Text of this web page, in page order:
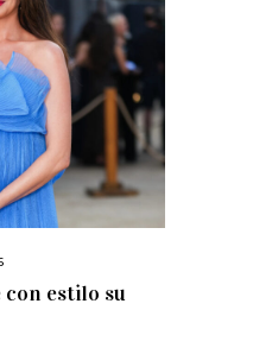
con estilo su